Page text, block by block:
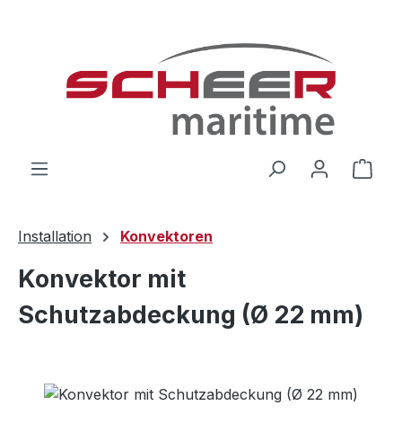
Installation Konvektoren
Konvektor mit
Schutzabdeckung (Ø 22 mm)
Bildergalerie überspringen